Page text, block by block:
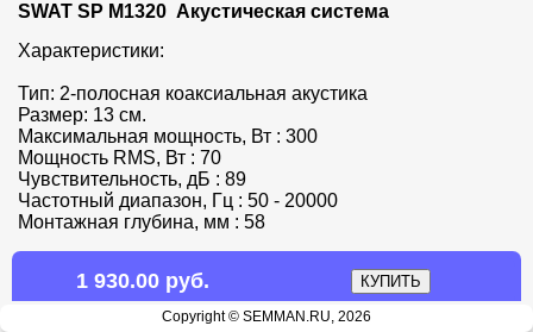
SWAT SP M1320  Акустическая система
Характеристики:
Тип: 2-полосная коаксиальная акустика
Размер: 13 см.
Максимальная мощность, Вт : 300
Мощность RMS, Вт : 70
Чувствительность, дБ : 89
Частотный диапазон, Гц : 50 - 20000
Монтажная глубина, мм : 58
1 930.00 руб.
Copyright © SEMMAN.RU, 2026